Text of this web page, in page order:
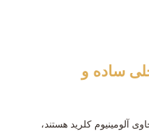
ساده و
آلومینیوم کلرید هستند،